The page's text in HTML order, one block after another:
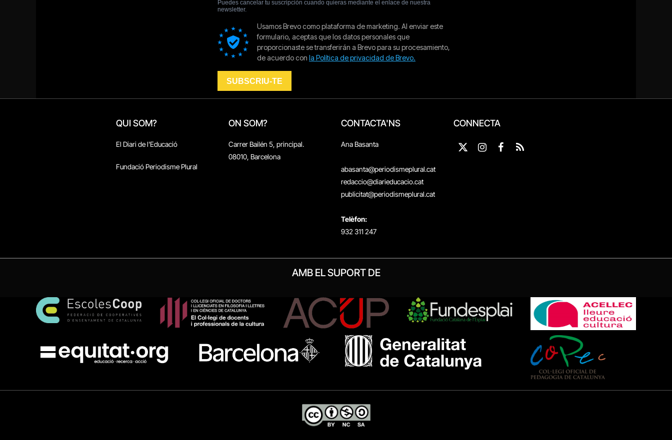
QUI SOM?
El Diari de l'Educació
Fundació Periodisme Plural
ON SOM?
Carrer Bailén 5, principal.
08010, Barcelona
CONTACTA'NS
Ana Basanta
abasanta@periodismeplural.cat
redaccio@diarieducacio.cat
publicitat@periodismeplural.cat
Telèfon:
932 311 247
CONNECTA
X
InstagramFacebook
RSS
AMB EL SUPORT DE